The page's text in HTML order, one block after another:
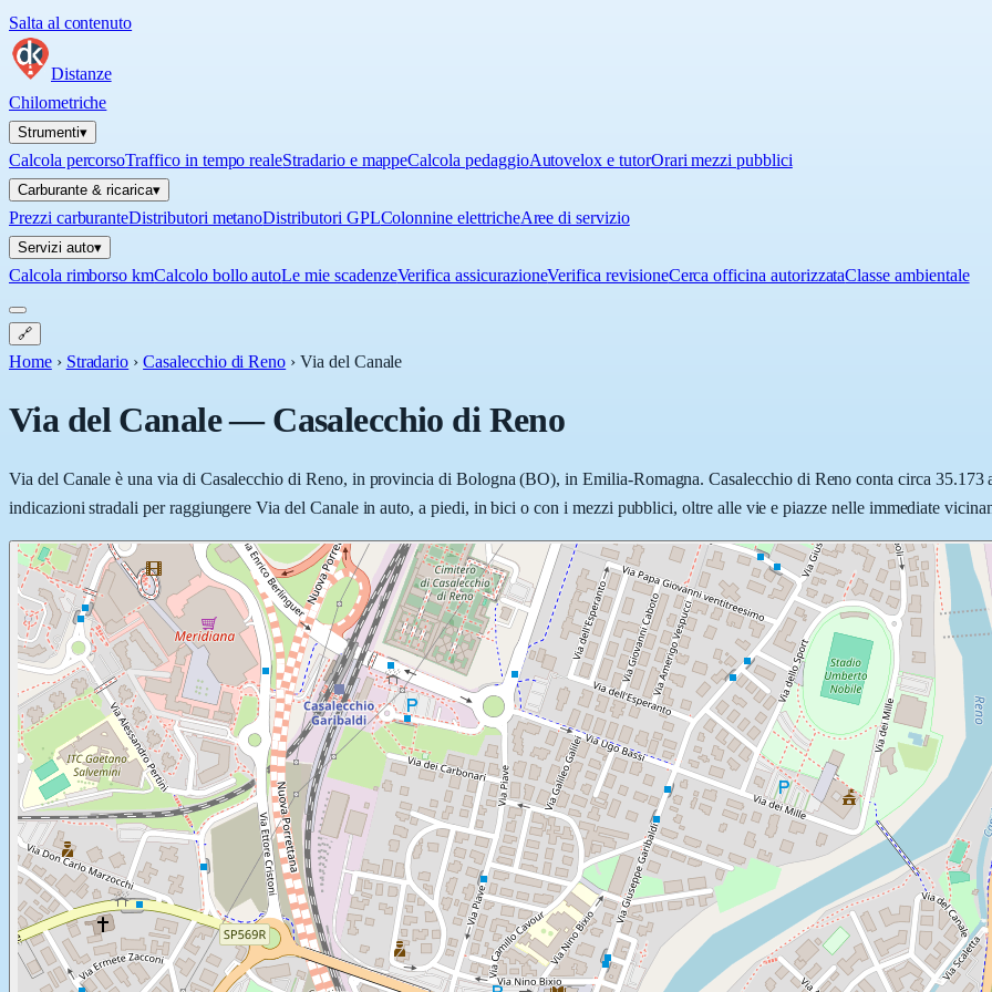
Salta al contenuto
Distanze
Chilometriche
Strumenti▾
Calcola percorsoTraffico in tempo realeStradario e mappeCalcola pedaggioAutovelox e tutorOrari mezzi pubblici
Carburante & ricarica▾
Prezzi carburanteDistributori metanoDistributori GPLColonnine elettricheAree di servizio
Servizi auto▾
Calcola rimborso kmCalcolo bollo autoLe mie scadenzeVerifica assicurazioneVerifica revisioneCerca officina autorizzataClasse ambientale
🔗
Home › Stradario › Casalecchio di Reno ›Via del Canale
Via del Canale—Casalecchio di Reno
Via del Canale è una via di Casalecchio di Reno, in provincia di Bologna (BO), in Emilia-Romagna. Casalecchio di Reno conta circa
indicazioni stradali per raggiungere Via del Canale in auto, a piedi, in bici o con i mezzi pubblici, oltre alle vie e piazze nelle immediate